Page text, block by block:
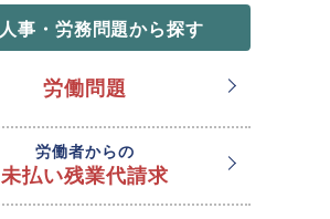
人事・労務問題から探す
労働問題
労働者からの
未払い残業代請求